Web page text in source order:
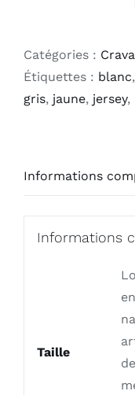
d'Hawaii
Catégories :
Étiquettes : blanc,
gris, jaune, jersey,
Informations
Informations
Taille